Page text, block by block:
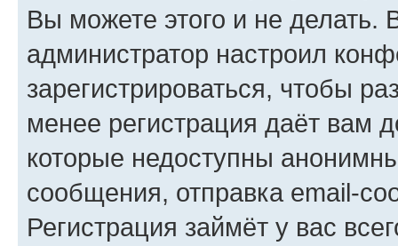
Вы можете этого и не делать.
администратор настроил
зарегистрироваться, чтобы
менее регистрация даёт вам
которые недоступны
сообщения, отправка email-
Регистрация займёт у вас